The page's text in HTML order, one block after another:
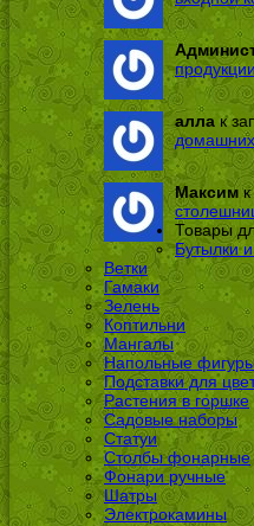
алла к
Максимк
Товары
Бутылки
Ветки
Гамаки
Зелень
Коптильни
Мангалы
Напольные
Подставки для
Растения в горшке
Садовые наборы
Статуи
Столбы фонарные
Фонари ручные
Шатры
Электрокамины